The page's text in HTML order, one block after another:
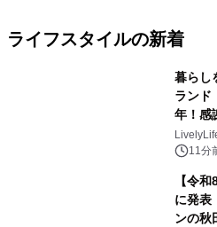
ライフスタイルの新着
暮らし
ランド
年！感
8月10
11分
【令
に発表
ンの秋